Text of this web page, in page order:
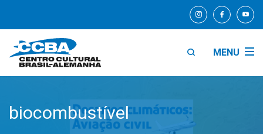
MENU
biocombustível